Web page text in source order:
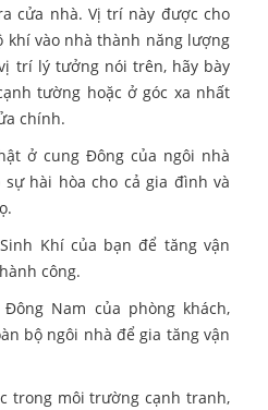
cửa nhà. Vị trí này được cho
khí vào nhà thành năng lượng
trí lý tưởng nói trên, hãy bày
tường hoặc ở góc xa nhất
chính.
ở cung Đông của ngôi nhà
hài hòa cho cả gia đình và
Khí của bạn để tăng vận
công.
Nam của phòng khách,
bộ ngôi nhà để gia tăng vận
trong môi trường cạnh tranh,